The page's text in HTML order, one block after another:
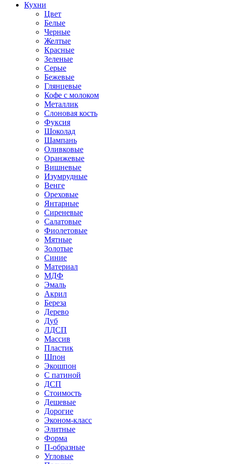
Кухни
Цвет
Белые
Черные
Желтые
Красные
Зеленые
Серые
Бежевые
Глянцевые
Кофе с молоком
Металлик
Слоновая кость
Фуксия
Шоколад
Шампань
Оливковые
Оранжевые
Вишневые
Изумрудные
Венге
Ореховые
Янтарные
Сиреневые
Салатовые
Фиолетовые
Мятные
Золотые
Синие
Материал
МДФ
Эмаль
Акрил
Береза
Дерево
Дуб
ЛДСП
Массив
Пластик
Шпон
Экошпон
С патиной
ДСП
Стоимость
Дешевые
Дорогие
Эконом-класс
Элитные
Форма
П-образные
Угловые